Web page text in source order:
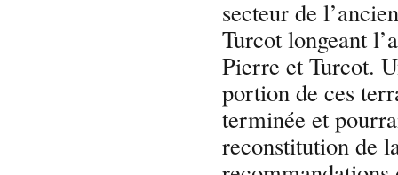
secteur de
Turcot longeant
Pierre et Turcot.
portion de ces
terminée et
reconstitution de